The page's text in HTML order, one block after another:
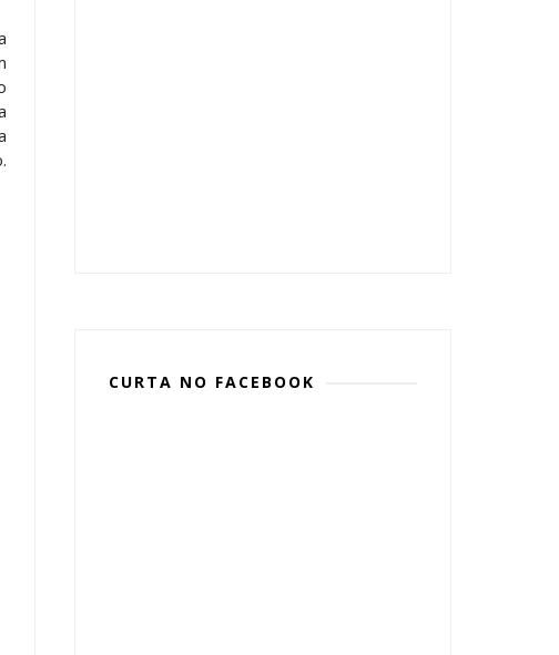
CURTA NO FACEBOOK